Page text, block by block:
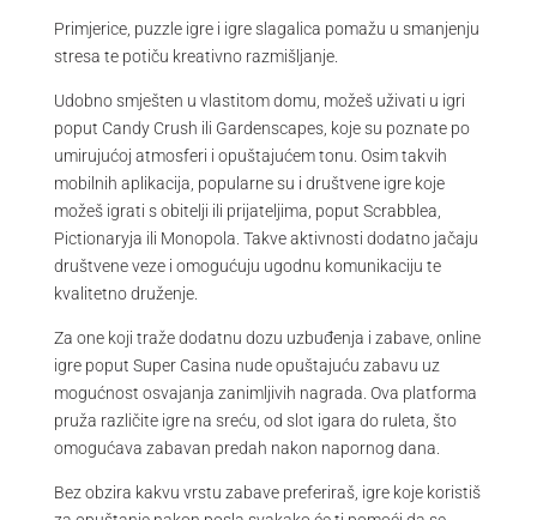
Primjerice, puzzle igre i igre slagalica pomažu u smanjenju
stresa te potiču kreativno razmišljanje.
Udobno smješten u vlastitom domu, možeš uživati u igri
poput Candy Crush ili Gardenscapes, koje su poznate po
umirujućoj atmosferi i opuštajućem tonu. Osim takvih
mobilnih aplikacija, popularne su i društvene igre koje
možeš igrati s obitelji ili prijateljima, poput Scrabblea,
Pictionaryja ili Monopola. Takve aktivnosti dodatno jačaju
društvene veze i omogućuju ugodnu komunikaciju te
kvalitetno druženje.
Za one koji traže dodatnu dozu uzbuđenja i zabave, online
igre poput Super Casina nude opuštajuću zabavu uz
mogućnost osvajanja zanimljivih nagrada. Ova platforma
pruža različite igre na sreću, od slot igara do ruleta, što
omogućava zabavan predah nakon napornog dana.
Bez obzira kakvu vrstu zabave preferiraš, igre koje koristiš